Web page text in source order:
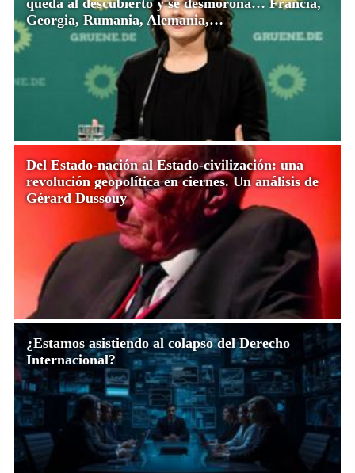
Georgia, Rumania, Alemania,…
Del Estado-nación al Estado-civilización: una
revolución geopolítica en ciernes. Un análisis de
Gérard Dussouy
¿Estamos asistiendo al colapso del Derecho
Internacional?